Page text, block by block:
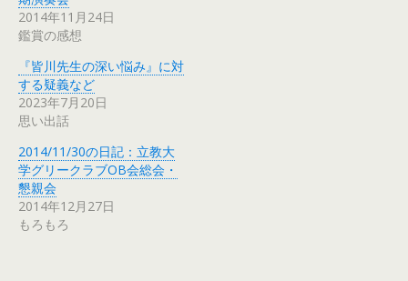
2014年11月24日
鑑賞の感想
『皆川先生の深い悩み』に対
する疑義など
2023年7月20日
思い出話
2014/11/30の日記：立教大
学グリークラブOB会総会・
懇親会
2014年12月27日
もろもろ